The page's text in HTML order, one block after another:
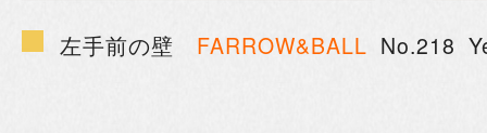
左手前の壁 FARROW&BALL No.218